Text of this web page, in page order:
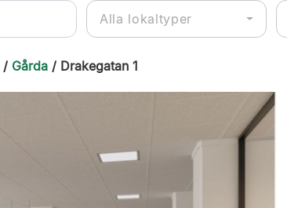
Alla lokaltyper
/ Gårda / Drakegatan 1